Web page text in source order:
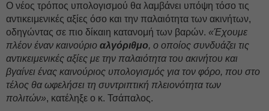
Ο νέος τρόπος υπολογισμού θα λαμβάνει υπόψη τόσο τις
αντικειμενικές αξίες όσο και την παλαιότητα των ακινήτων,
οδηγώντας σε πιο δίκαιη κατανομή των βαρών. «Έχουμε
πλέον έναν καινούριο αλγόριθμο, ο οποίος συνδυάζει τις
αντικειμενικές αξίες με την παλαιότητα του ακινήτου και
βγαίνει ένας καινούριος υπολογισμός για τον φόρο, που στο
τέλος θα ωφελήσει τη συντριπτική πλειονότητα των
πολιτών», κατέληξε ο κ. Τσάπαλος.